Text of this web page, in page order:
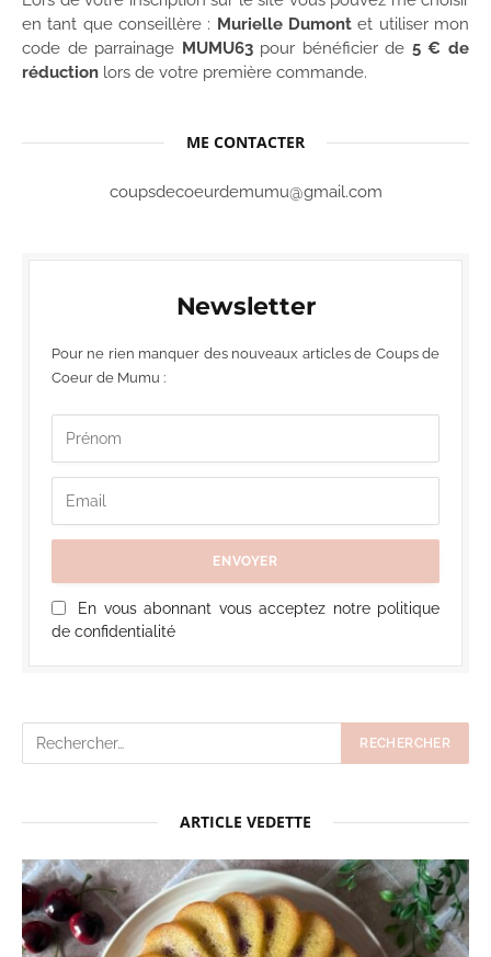
en tant que conseillère : Murielle Dumont et utiliser mon
code de parrainage MUMU63pour bénéficier de 5 € de
réduction lors de votre première commande.
ME CONTACTER
coupsdecoeurdemumu@gmail.com
Newsletter
Pour ne rien manquer des nouveaux articles de Coups de
Coeur de Mumu :
En vous abonnant vous acceptez notre politique
de confidentialité
ARTICLE VEDETTE